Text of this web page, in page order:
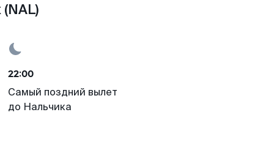
22:00
Самый поздний вылет
до Нальчика